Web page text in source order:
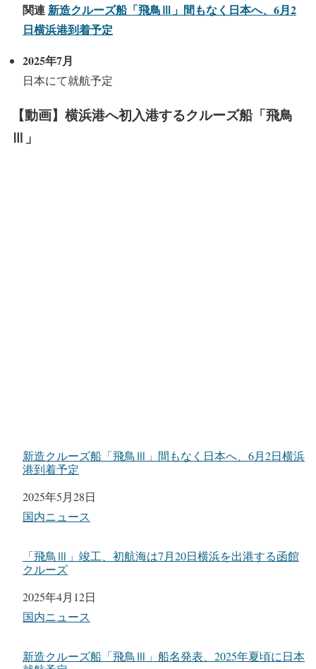
関連新造クルーズ船「飛鳥Ⅲ」間もなく日本へ、6月2
日横浜港到着予定
2025年7月
日本にて就航予定
【動画】横浜港へ初入港するクルーズ船「飛鳥
Ⅲ」
新造クルーズ船「飛鳥Ⅲ」間もなく日本へ、6月2日横浜
港到着予定
日付
2025年5月28日
関連理由
国内ニュース
「飛鳥Ⅲ」竣工、初航海は7月20日横浜を出港する函館
クルーズ
日付
2025年4月12日
関連理由
国内ニュース
新造クルーズ船「飛鳥Ⅲ」船名発表、2025年夏頃に日本